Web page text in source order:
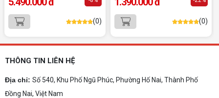
mua 2026
Gợi ý 10+ mẫu laptop cho học sinh sinh viên
2026 theo ngân sách và ngành học: tiêu chí
hình mạnh, tối ưu chi phí, test máy tại chỗ. Khám
(0) (0)
THÔNG TIN LIÊN HỆ
Địa chỉ: Số 540, Khu Phố Ngũ Phúc, Phường Hố Nai, Thành Phố
Đồng Nai, Việt Nam